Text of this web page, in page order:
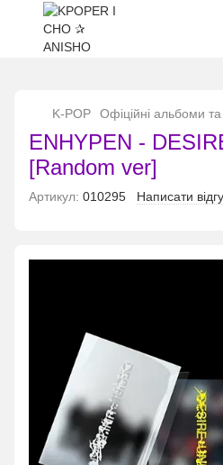
K-POP Офіційні альбоми та
ENHYPEN -
[Random ver]
Артикул: 010295 Написати